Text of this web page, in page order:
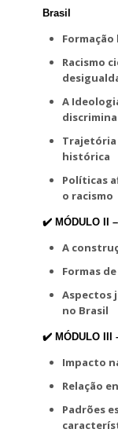
Brasil
Racismo
A
Trajetória
histórica
Políticas
o racismo
✔️ MÓDULO II –
A
Formas
Aspectos
no Brasil
✔️ MÓDULO III
Impacto
Relação
Padrões